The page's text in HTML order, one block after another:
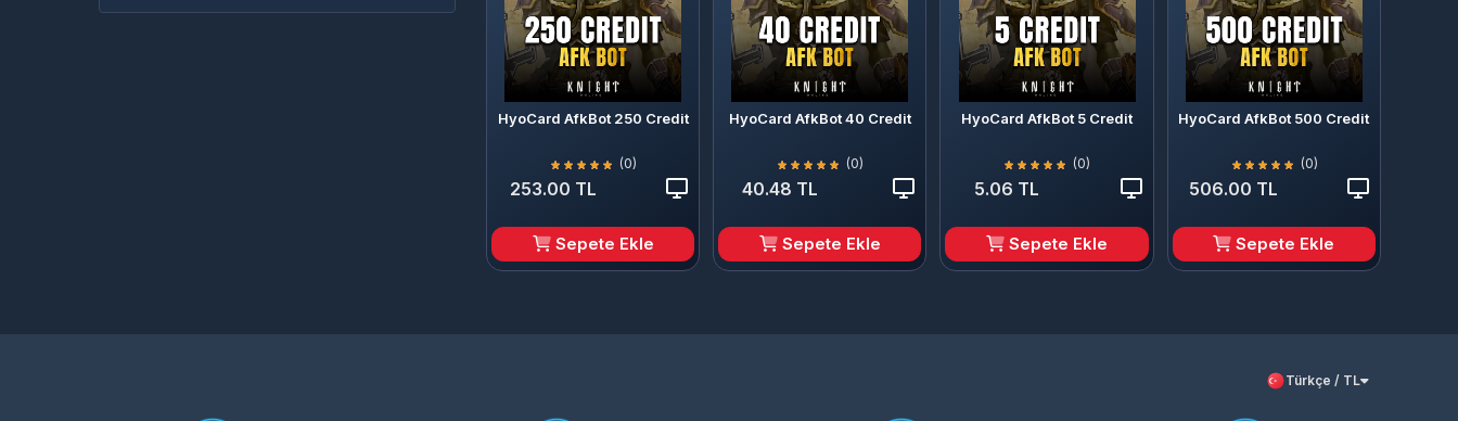
HyoCard AfkBot 250 Credit
(0)
253.00 TL
Sepete Ekle
HyoCard AfkBot 40 Credit
(0)
40.48 TL
Sepete Ekle
HyoCard AfkBot 5 Credit
(0)
5.06 TL
Sepete Ekle
HyoCard AfkBot 500 Credit
(0)
506.00 TL
Sepete Ekle
Türkçe / TL